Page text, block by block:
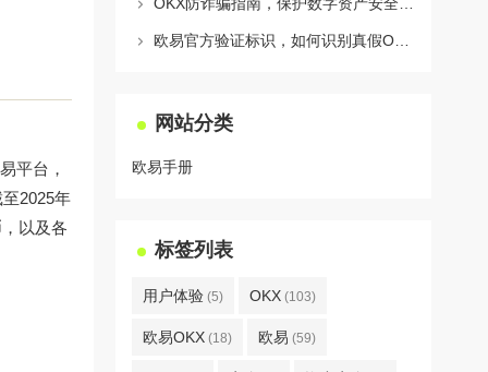
平台，
2025年
以及各
网站分类
欧易手册
标签列表
用户体验 (5) OKX (103)
欧易OKX (18) 欧易 (59)